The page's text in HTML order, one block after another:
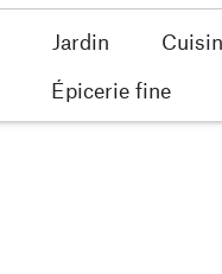
Jardin
Épicerie fine